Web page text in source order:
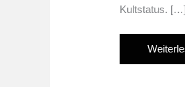
Kultstatus. […]
der